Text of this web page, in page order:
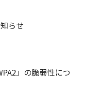
らせ
」の脆弱性につ